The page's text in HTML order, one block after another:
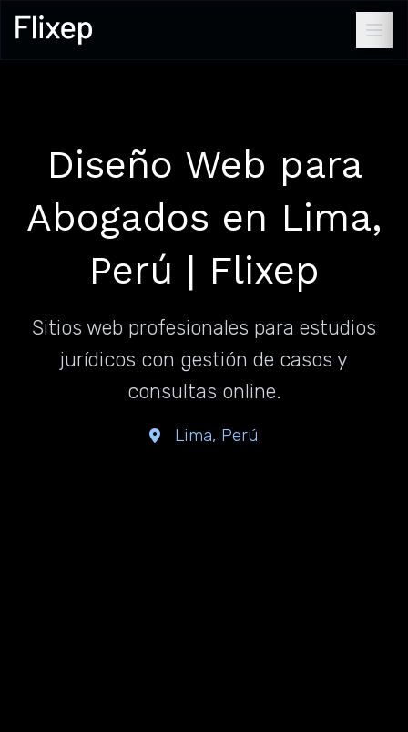
Diseño Web para
Abogados en Lima,
Perú | Flixep
Sitios web profesionales para estudios
jurídicos con gestión de casos y
consultas online.
Lima, Perú